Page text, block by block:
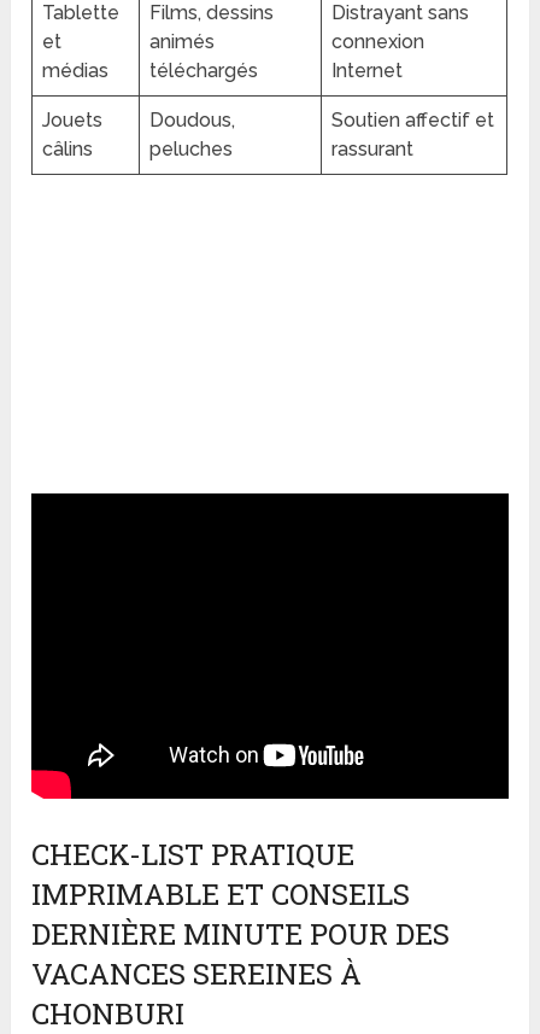
Tablette
et
médias
Films, dessins
animés
téléchargés
Distrayant sans
connexion
Internet
Jouets
câlins
Doudous,
peluches
Soutien affectif et
rassurant
CHECK-LIST PRATIQUE
IMPRIMABLE ET CONSEILS
DERNIÈRE MINUTE POUR DES
VACANCES SEREINES À
CHONBURI